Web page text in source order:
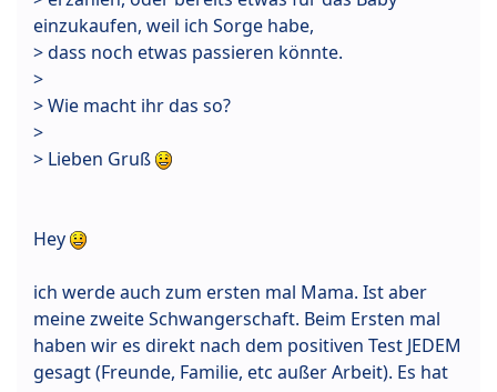
einzukaufen, weil ich Sorge habe,
> dass noch etwas passieren könnte.
>
> Wie macht ihr das so?
>
> Lieben Gruß
Hey
ich werde auch zum ersten mal Mama. Ist aber
meine zweite Schwangerschaft. Beim Ersten mal
haben wir es direkt nach dem positiven Test JEDEM
gesagt (Freunde, Familie, etc außer Arbeit). Es hat